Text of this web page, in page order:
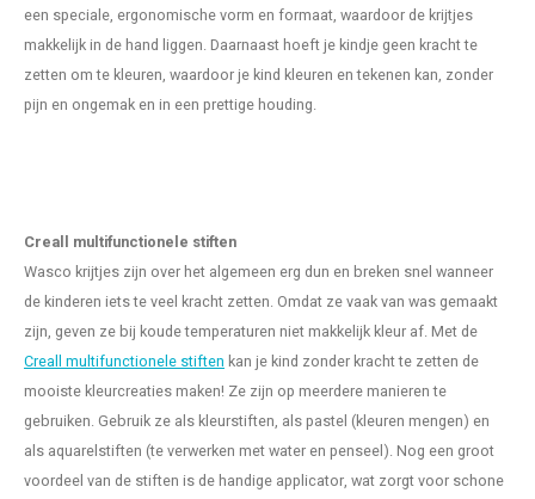
een speciale, ergonomische vorm en formaat, waardoor de krijtjes
makkelijk in de hand liggen. Daarnaast hoeft je kindje geen kracht te
zetten om te kleuren, waardoor je kind kleuren en tekenen kan, zonder
pijn en ongemak en in een prettige houding.
Creall multifunctionele stiften
Wasco krijtjes zijn over het algemeen erg dun en breken snel wanneer
de kinderen iets te veel kracht zetten. Omdat ze vaak van was gemaakt
zijn, geven ze bij koude temperaturen niet makkelijk kleur af. Met de
Creall multifunctionele stiften kan je kind zonder kracht te zetten de
mooiste kleurcreaties maken! Ze zijn op meerdere manieren te
gebruiken. Gebruik ze als kleurstiften, als pastel (kleuren mengen) en
als aquarelstiften (te verwerken met water en penseel). Nog een groot
voordeel van de stiften is de handige applicator, wat zorgt voor schone